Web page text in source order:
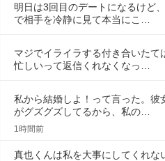
明日は3回目のデートになるけど
で相手を冷静に見て本当にこ…
マジでイライラする付き合いた
忙しいって返信くれなくなっ…
私から結婚しよ！って言った。彼
がグズグズしてるから、私の…
1時間前
真也くんは私を大事にしてくれな